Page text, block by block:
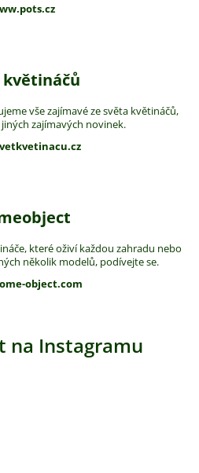
květináčů
vše zajímavé ze světa květináčů,
zajímavých novinek.
které oživí každou zahradu nebo
několik modelů, podívejte se.
object.com
na Instagramu